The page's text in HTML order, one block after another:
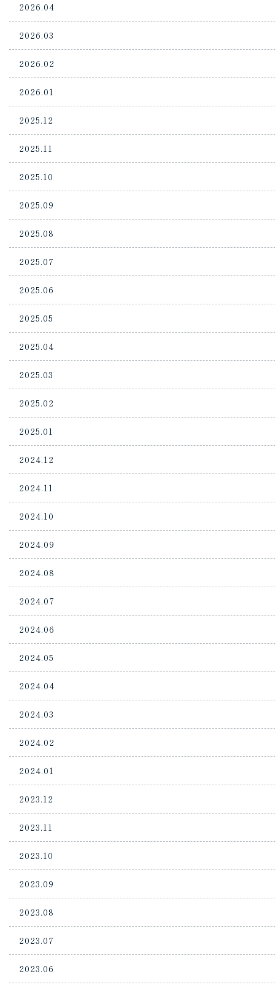
2026.04
2026.03
2026.02
2026.01
2025.12
2025.11
2025.10
2025.09
2025.08
2025.07
2025.06
2025.05
2025.04
2025.03
2025.02
2025.01
2024.12
2024.11
2024.10
2024.09
2024.08
2024.07
2024.06
2024.05
2024.04
2024.03
2024.02
2024.01
2023.12
2023.11
2023.10
2023.09
2023.08
2023.07
2023.06